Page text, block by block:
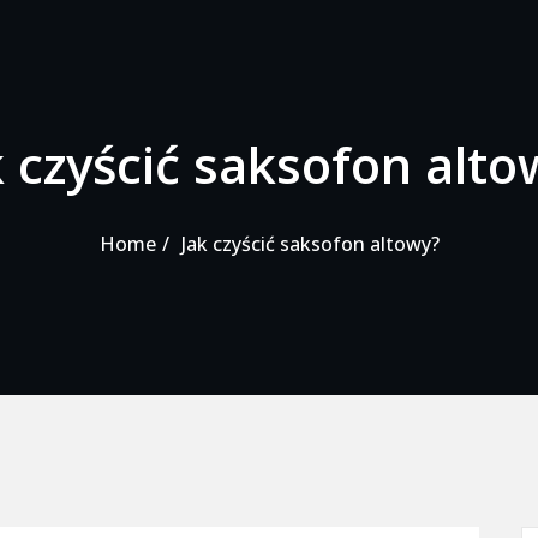
czyścić saksofon
Home Jak czyścić saksofon altowy?